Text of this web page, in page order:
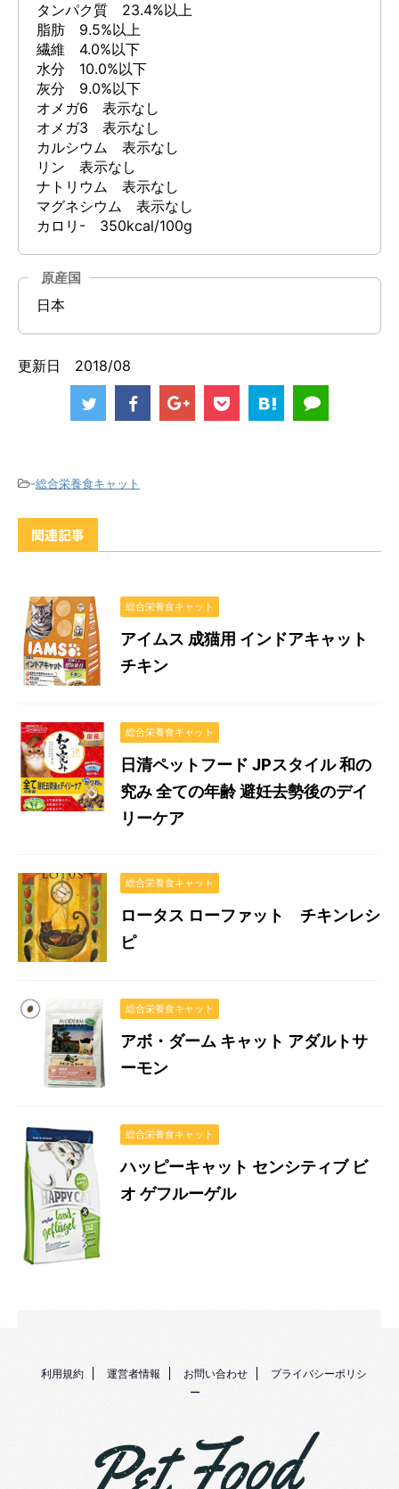
タンパク質 23.4%以上
脂肪 9.5%以上
繊維 4.0%以下
水分 10.0%以下
灰分 9.0%以下
オメガ6 表示なし
オメガ3 表示なし
カルシウム 表示なし
リン 表示なし
ナトリウム 表示なし
マグネシウム 表示なし
カロリ- 350kcal/100g
原産国
日本
更新日 2018/08
-総合栄養食キャット
関連記事
総合栄養食キャット
アイムス 成猫用 インドアキャット
チキン
総合栄養食キャット
日清ペットフード JPスタイル 和の
究み 全ての年齢 避妊去勢後のデイ
リーケア
総合栄養食キャット
ロータス ローファット チキンレシ
ピ
総合栄養食キャット
アボ・ダーム キャット アダルトサ
ーモン
総合栄養食キャット
ハッピーキャット センシティブ ビ
オ ゲフルーゲル
利用規約 運営者情報 お問い合わせ
プライバシーポリシ
ー